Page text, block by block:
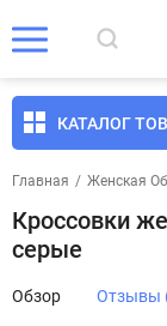
КАТАЛОГ
Главная / Женская
Кроссовки
серые
Обзор Отзывы